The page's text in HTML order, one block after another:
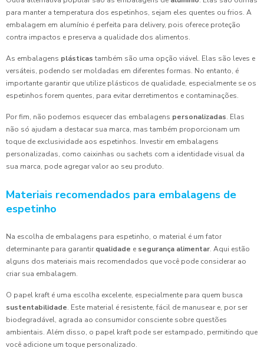
para manter a temperatura dos espetinhos, sejam eles quentes ou frios. A
embalagem em alumínio é perfeita para delivery, pois oferece proteção
contra impactos e preserva a qualidade dos alimentos.
As embalagens plásticas também são uma opção viável. Elas são leves e
versáteis, podendo ser moldadas em diferentes formas. No entanto, é
importante garantir que utilize plásticos de qualidade, especialmente se os
espetinhos forem quentes, para evitar derretimentos e contaminações.
Por fim, não podemos esquecer das embalagens personalizadas. Elas
não só ajudam a destacar sua marca, mas também proporcionam um
toque de exclusividade aos espetinhos. Investir em embalagens
personalizadas, como caixinhas ou sachets com a identidade visual da
sua marca, pode agregar valor ao seu produto.
Materiais recomendados para embalagens de
espetinho
Na escolha de embalagens para espetinho, o material é um fator
determinante para garantir qualidade e segurança alimentar. Aqui estão
alguns dos materiais mais recomendados que você pode considerar ao
criar sua embalagem.
O papel kraft é uma escolha excelente, especialmente para quem busca
sustentabilidade. Este material é resistente, fácil de manusear e, por ser
biodegradável, agrada ao consumidor consciente sobre questões
ambientais. Além disso, o papel kraft pode ser estampado, permitindo que
você adicione um toque personalizado.